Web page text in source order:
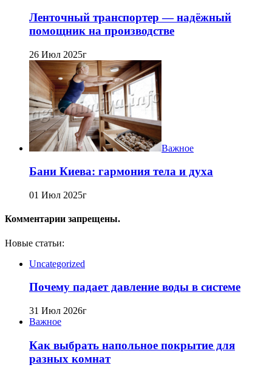
Ленточный транспортер — надёжный
помощник на производстве
26 Июл 2025г
Важное
Бани Киева: гармония тела и духа
01 Июл 2025г
Комментарии запрещены.
Новые статьи:
Uncategorized
Почему падает давление воды в системе
31 Июл 2026г
Важное
Как выбрать напольное покрытие для
разных комнат